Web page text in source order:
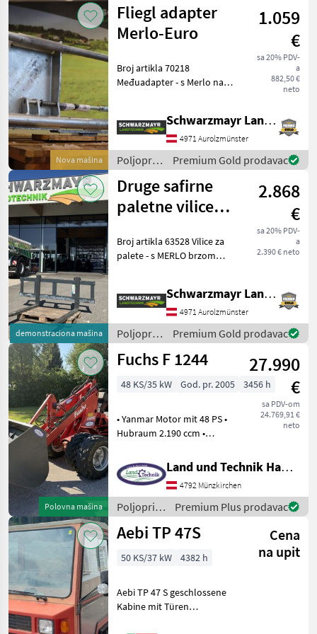
strojevi /
JCB
Nova mašina
Fliegl adapter
Merlo-Euro
1.059
€
sa 20% PDV-
a
882,50 €
neto
Broj artikla 70218
Međuadapter - s Merlo na
tim tvrtke Schwarzmayr
rado će vam pokazati
uređaj/stroj i moli vas d
Schwarzmayr Landtechnik GmbH - Aurolzmünster
4971 Aurolzmünster
Poljoprivredni
motorni
strojevi /
Fliegl
Premium Gold prodavac
demonstraciona mašina
Druge safirne
paletne vilice
2.868
€
sa 20% PDV-
a
2.390 € neto
Broj artikla 63528 Vilice za
palete - s MERLO brzom
kg - duljine zubaca 1500
mm Prodajni tim tvrtke
Schwarzmayr
Schwarzmayr Landtechnik GmbH - Aurolzmünster
4971 Aurolzmünster
Poljoprivredni
motorni
strojevi /
Premium Gold prodavac
Polovna mašina
Fuchs F 1244
27.990
€
sa PDV-om
24.769,91 €
neto
48 KS/35 kW God. pr. 2005 3456 h
• Yanmar Motor mit 48 PS •
Hubraum 2.190 ccm •
1.870daN • Bereifung 10/75-
15.3 • Zwillingsräder 10/75-
15.3 AS • 2 DW Steuergeräte
vorn
Land und Technik HandelsgesmbH
4792 Münzkirchen
Poljoprivredni
motorni
strojevi /
Premium Plus prodavac
Aebi TP 47S
Cena
na upit
50 KS/37 kW 4382 h
Aebi TP 47 S geschlossene
Kabine mit Türen